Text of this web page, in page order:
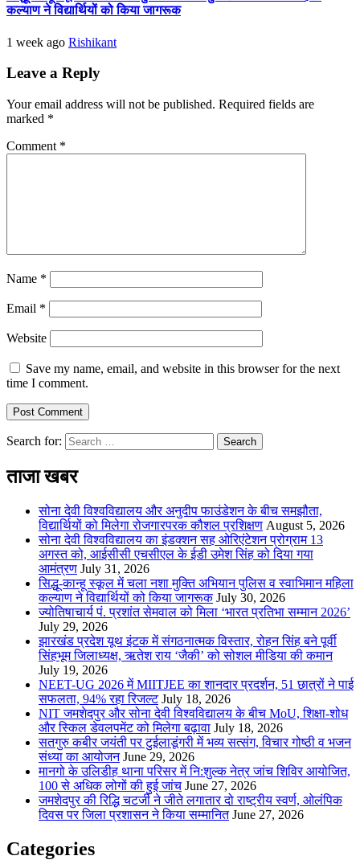
कल्याण ने विद्यार्थियों को किया जागरूक
1 week ago Rishikant
Leave a Reply
Your email address will not be published. Required fields are
marked *
Comment *
Name *
Email *
Website
Save my name, email, and website in this browser for the next
time I comment.
Search for:
ताजा खबर
सोना देवी विश्वविद्यालय और अनुदीप फाउंडेशन के बीच समझौता,
विद्यार्थियों को मिलेगा रोजगारपरक कौशल प्रशिक्षण August 5, 2026
सोना देवी विश्वविद्यालय का इंडक्शन सह ओरिएंटेशन प्रोग्राम 13
अगस्त को, आईसीसी एचसीएल के ईडी उमेश सिंह को दिया गया
आमंत्रण July 31, 2026
सिद्धू-कान्हू स्कूल में चला नशा मुक्ति अभियान पुलिस व स्वाभिमान महिला
कल्याण ने विद्यार्थियों को किया जागरूक July 30, 2026
ज्योतिषाचार्य पं. प्रशांत सेमवाल को मिला ‘भारत प्रतिभा सम्मान 2026’
July 29, 2026
झारखंड प्रदेश यूथ इंटक में संगठनात्मक विस्तार, रोहन सिंह बने पूर्वी
सिंहभूम जिलाध्यक्ष, ऋतेश राय ‘जैकी’ को सोशल मीडिया की कमान
July 19, 2026
NEET-UG 2026 में MIITJEE का शानदार प्रदर्शन, 51 छात्रों ने पाई
सफलता, 94% रहा रिजल्ट July 18, 2026
NIT जमशेदपुर और सोना देवी विश्वविद्यालय के बीच MoU, शिक्षा-शोध
और स्किल डेवलपमेंट को मिलेगा बढ़ावा July 18, 2026
सतगुरु कबीर जयंती पर टुईलाडूंगरी में भव्य सत्संग, विचार गोष्ठी व भजन
संध्या का आयोजन June 29, 2026
मानगो के उलिडीह थाना परिसर में नि:शुल्क नेत्र जांच शिविर आयोजित,
100 से अधिक लोगों की हुई जांच June 27, 2026
जमशेदपुर की रिद्धि चटर्जी ने जीते लगातार दो राष्ट्रीय स्वर्ण, ओलंपिक
दिवस पर जिला प्रशासन ने किया सम्मानित June 27, 2026
Categories